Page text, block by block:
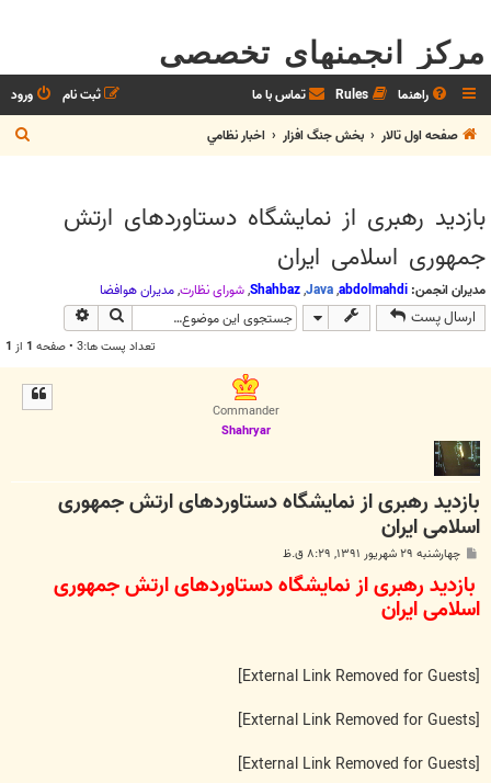
مرکز انجمنهای تخصصی
راهنما Rules تماس با ما ورود
ثبت نام
صفحه اول تالار
بخش جنگ افزار اخبار نظامي
س
بازدید رهبری از نمایشگاه دستاوردهای ارتش
جمهوری اسلامی ایران
مدیران انجمن: abdolmahdi
,
Java
,
Shahbaz
,شوراي نظارت,مديران هوافضا
ارسال پست جستجو
تعداد پست ها:3 • صفحه 1 از 1
Commander
Shahryar
بازدید رهبری از نمایشگاه دستاوردهای ارتش جمهوری
اسلامی ایران
س
ت
چهارشنبه ۲۹ شهریور ۱۳۹۱, ۸:۲۹ ق.ظ
بازدید رهبری از نمایشگاه دستاوردهای ارتش جمهوری
اسلامی ایران
[External Link Removed for Guests]
[External Link Removed for Guests]
[External Link Removed for Guests]